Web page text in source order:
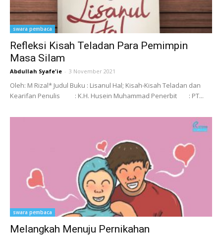
swara pembaca
Refleksi Kisah Teladan Para Pemimpin
Masa Silam
Abdullah Syafe'ie - 3 November 2021
Oleh: M Rizal* Judul Buku : Lisanul Hal; Kisah-Kisah Teladan dan
Kearifan Penulis : K.H. Husein Muhammad Penerbit : PT...
swara pembaca
Melangkah Menuju Pernikahan